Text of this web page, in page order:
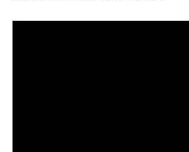
ARCHIVES